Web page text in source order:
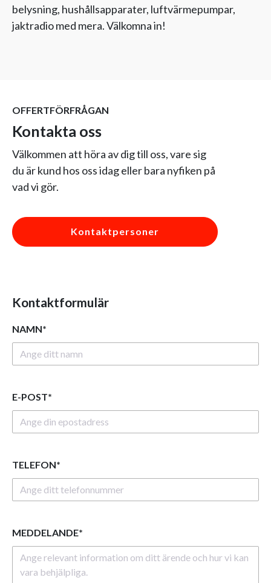
belysning, hushållsapparater, luftvärmepumpar,
jaktradio med mera. Välkomna in!
OFFERTFÖRFRÅGAN
Kontakta oss
Välkommen att höra av dig till oss, vare sig
du är kund hos oss idag eller bara nyfiken på
vad vi gör.
Kontaktpersoner
Kontaktformulär
NAMN*
E-POST*
TELEFON*
MEDDELANDE*